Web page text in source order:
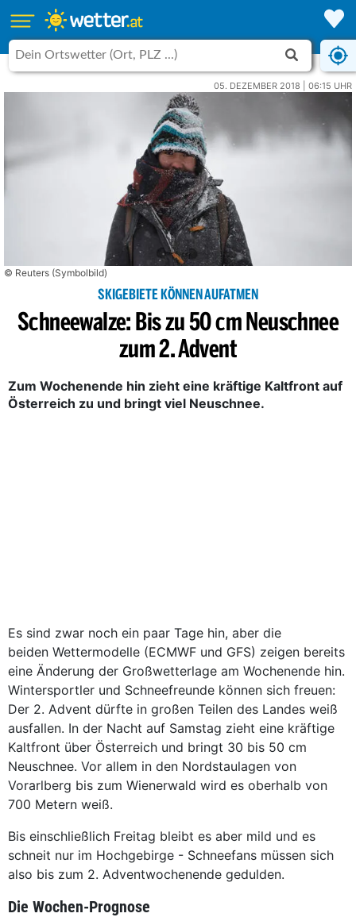
05. DEZEMBER 2018 | 06:15 UHR
© Reuters (Symbolbild)
SKIGEBIETE KÖNNEN AUFATMEN
Schneewalze: Bis zu 50 cm Neuschnee
zum 2. Advent
Zum Wochenende hin zieht eine kräftige Kaltfront auf
Österreich zu und bringt viel Neuschnee.
Es sind zwar noch ein paar Tage hin, aber die
beiden Wettermodelle (ECMWF und GFS) zeigen bereits
eine Änderung der Großwetterlage am Wochenende hin.
Wintersportler und Schneefreunde können sich freuen:
Der 2. Advent dürfte in großen Teilen des Landes weiß
ausfallen. In der Nacht auf Samstag zieht eine kräftige
Kaltfront über Österreich und bringt 30 bis 50 cm
Neuschnee. Vor allem in den Nordstaulagen von
Vorarlberg bis zum Wienerwald wird es oberhalb von
700 Metern weiß.
Bis einschließlich Freitag bleibt es aber mild und es
schneit nur im Hochgebirge - Schneefans müssen sich
also bis zum 2. Adventwochenende gedulden.
Die Wochen-Prognose